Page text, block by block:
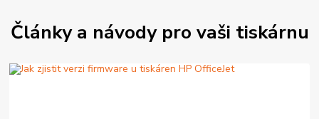
Články a návody pro vaši tiskárnu